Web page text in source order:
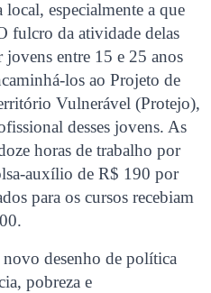
especialmente a que
fulcro da atividade delas
entre 15 e 25 anos
los ao Projeto de
Vulnerável (Protejo),
desses jovens. As
horas de trabalho por
auxílio de R$ 190 por
para os cursos recebiam
novo desenho de política
pobreza e